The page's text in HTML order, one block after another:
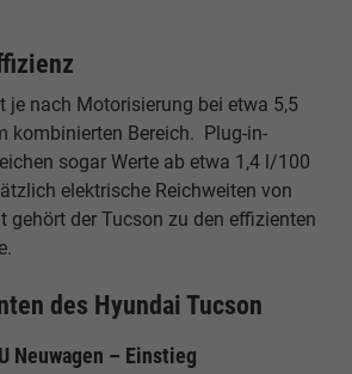
je nach Motorisierung bei etwa 5,5
kombinierten Bereich. Plug-in-
sogar Werte ab etwa 1,4 l/100
elektrische Reichweiten von
gehört der Tucson zu den effizienten
des Hyundai Tucson
Neuwagen – Einstieg